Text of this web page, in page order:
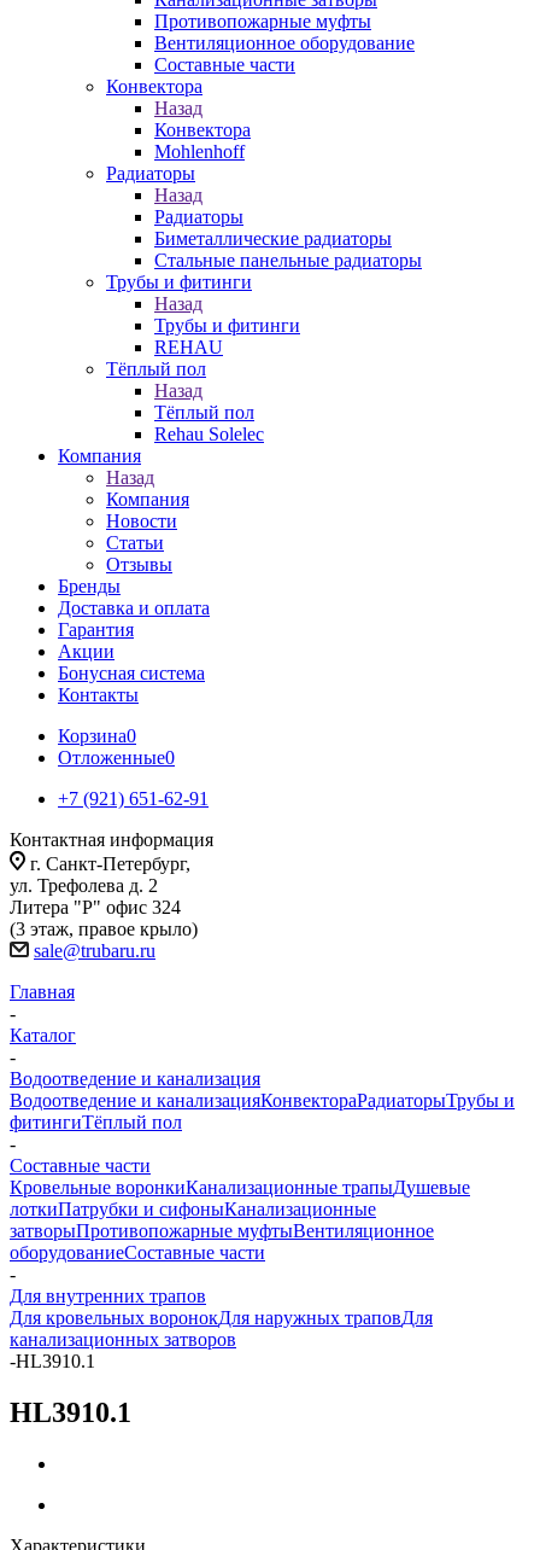
Противопожарные муфты
Вентиляционное оборудование
Составные части
Конвектора
Назад
Конвектора
Mohlenhoff
Радиаторы
Назад
Радиаторы
Биметаллические радиаторы
Стальные панельные радиаторы
Трубы и фитинги
Назад
Трубы и фитинги
REHAU
Тёплый пол
Назад
Тёплый пол
Rehau Solelec
Компания
Назад
Компания
Новости
Статьи
Отзывы
Бренды
Доставка и оплата
Гарантия
Акции
Бонусная система
Контакты
Корзина0
Отложенные0
+7 (921) 651-62-91
Контактная информация
г. Санкт-Петербург,
ул. Трефолева д. 2
Литера "Р" офис 324
(3 этаж, правое крыло)
sale@trubaru.ru
Главная
-
Каталог
-
Водоотведение и канализация
Водоотведение и канализацияКонвектораРадиаторыТрубы и
фитингиТёплый пол
-
Составные части
Кровельные воронкиКанализационные трапыДушевые
лоткиПатрубки и сифоныКанализационные
затворыПротивопожарные муфтыВентиляционное
оборудованиеСоставные части
-
Для внутренних трапов
Для кровельных воронокДля наружных траповДля
канализационных затворов
-HL3910.1
HL3910.1
Характеристики